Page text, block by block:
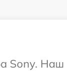
Sony.